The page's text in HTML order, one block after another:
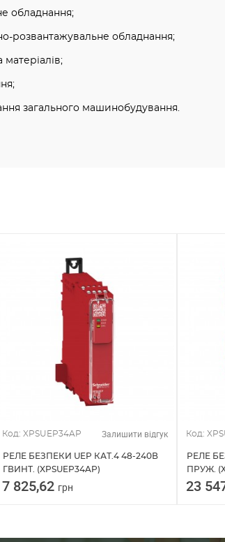
обладнання;
розвантажувальне обладнання;
загального машинобудування.
Код: XPSUEP34AP Залишити відгук
РЕЛЕ БЕЗПЕКИ UEP КАТ.4 48-240В
ГВИНТ. (XPSUEP34AP)
7 825,62 грн
Код:
РЕЛЕ
ПРУЖ.
23